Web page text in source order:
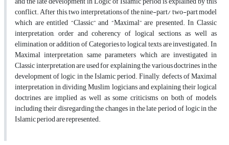
conflict. After this, two interpretations of the nine-part/ two-part model
which are entitled “Classic” and “Maximal” are presented. In Classic
interpretation, order and coherency of logical sections, as well as
elimination or addition of Categories to logical texts are investigated. In
Maximal interpretation, same parameters which are investigated in
Classic interpretation are used for explaining the various doctrines in the
development of logic in the Islamic period. Finally, defects of Maximal
interpretation in dividing Muslim logicians and explaining their logical
doctrines are implied as well as some criticisms on both of models,
including their disregarding the changes in the late period of logic in the
Islamic period are represented.